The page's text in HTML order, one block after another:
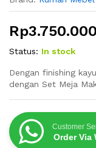
Rp3.750.000
Status: In stock
Dengan finishing
dengan Set Meja
Customer
Order Via